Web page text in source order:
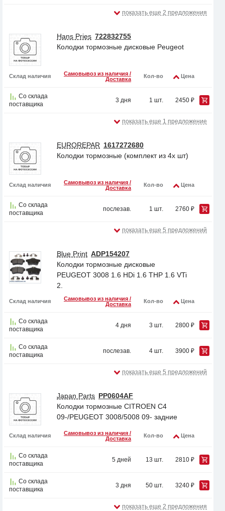
показать еще 2 предложения
Hans Pries 722832755
Колодки тормозные дисковые Peugeot
Склад наличия
Самовывоз из наличия /
Доставка
Кол-во Цена
Со склада
поставщика
3 дня 1 шт. 2450 ₽
показать еще 1 предложение
EUROREPAR 1617272680
Колодки тормозные (комплект из 4х шт)
Склад наличия
Самовывоз из наличия /
Доставка
Кол-во Цена
Со склада
поставщика
послезав. 1 шт. 2760 ₽
показать еще 5 предложений
Blue Print ADP154207
Колодки тормозные дисковые
PEUGEOT 3008 1.6 HDi 1.6 THP 1.6 VTi
2.
Склад наличия
Самовывоз из наличия /
Доставка
Кол-во Цена
Со склада
поставщика
4 дня 3 шт. 2800 ₽
Со склада
поставщика
послезав. 4 шт. 3900 ₽
показать еще 5 предложений
Japan Parts PP0604AF
Колодки тормозные CITROEN C4
09-/PEUGEOT 3008/5008 09- задние
Склад наличия
Самовывоз из наличия /
Доставка
Кол-во Цена
Со склада
поставщика
5 дней 13 шт. 2810 ₽
Со склада
поставщика
3 дня 50 шт. 3240 ₽
показать еще 2 предложения